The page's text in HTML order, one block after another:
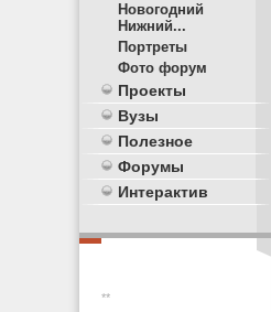
Новогодний
Нижний...
Портреты
Фото форум
Проекты
Вузы
Полезное
Форумы
Интерактив
**